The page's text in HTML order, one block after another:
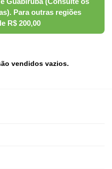
vendidos vazios.